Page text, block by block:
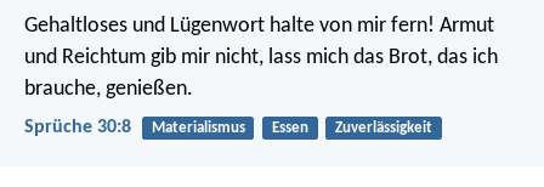
Gehaltloses und Lügenwort halte von mir fern! Armut
und Reichtum gib mir nicht, lass mich das Brot, das ich
brauche, genießen.
Sprüche 30:8 Materialismus Essen Zuverlässigkeit